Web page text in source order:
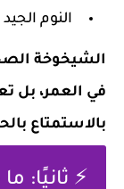
النوم
الشيخوخة
في العمر، بل
بالاستمتاع
⚡ ثانيًا: